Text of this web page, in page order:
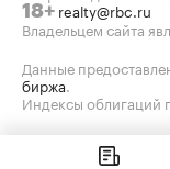
18+ realty@rbc.ru
Владельцем сайта
Данные
биржа.
Индексы облигаций